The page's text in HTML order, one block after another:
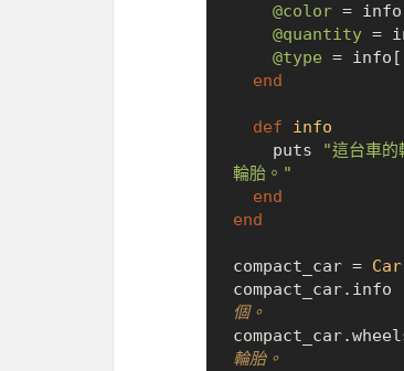
@color =
@quantity =
@type = info[
end
def
info
    puts
"這台車的
輪胎。"
end
end
compact_car = Car
個。
輪胎。